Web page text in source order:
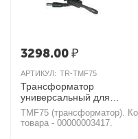
3298.00₽
АРТИКУЛ: TR-TMF75
Трансформатор
универсальный для
клапанов Runxin TMF75
TMF75 (трансформатор). Код
товара - 00000003417.